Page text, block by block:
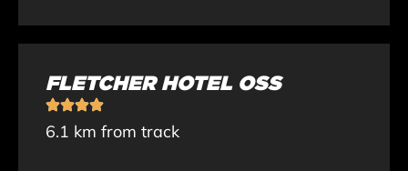
FLETCHER HOTEL OSS
6.1 km from track